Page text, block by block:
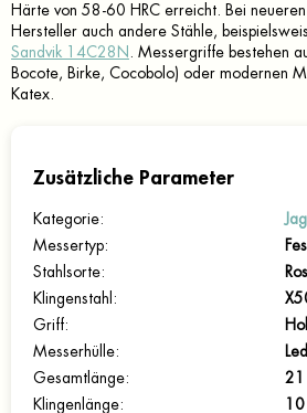
Härte von 58-60 HRC erreicht. Bei
Hersteller auch andere Stähle,
Sandvik 14C28N
. Messergriffe bestehen
Bocote, Birke, Cocobolo) oder modernen
Katex.
Zusätzliche Parameter
Kategorie:
Messertyp:
Stahlsorte:
Klingenstahl :
Griff:
Messerhülle:
Gesamtlänge:
21
Klingenlänge: 10